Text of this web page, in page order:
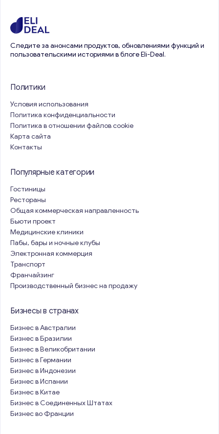
Следите за анонсами продуктов, обновлениями функций и
пользовательскими историями в блоге Eli-Deal.
Политики
Условия использования
Политика конфиденциальности
Политика в отношении файлов cookie
Карта сайта
Контакты
Популярные категории
Гостиницы
Рестораны
Общая коммерческая направленность
Бьюти проект
Медицинские клиники
Пабы, бары и ночные клубы
Электронная коммерция
Транспорт
Франчайзинг
Производственный бизнес на продажу
Бизнесы в странах
Бизнес в Австралии
Бизнес в Бразилии
Бизнес в Великобритании
Бизнес в Германии
Бизнес в Индонезии
Бизнес в Испании
Бизнес в Китае
Бизнес в Соединенных Штатах
Бизнес во Франции